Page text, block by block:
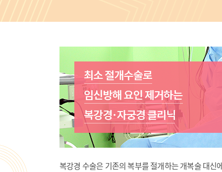
복강경 수술은 기존의 복부를 절개하는 개복술 대